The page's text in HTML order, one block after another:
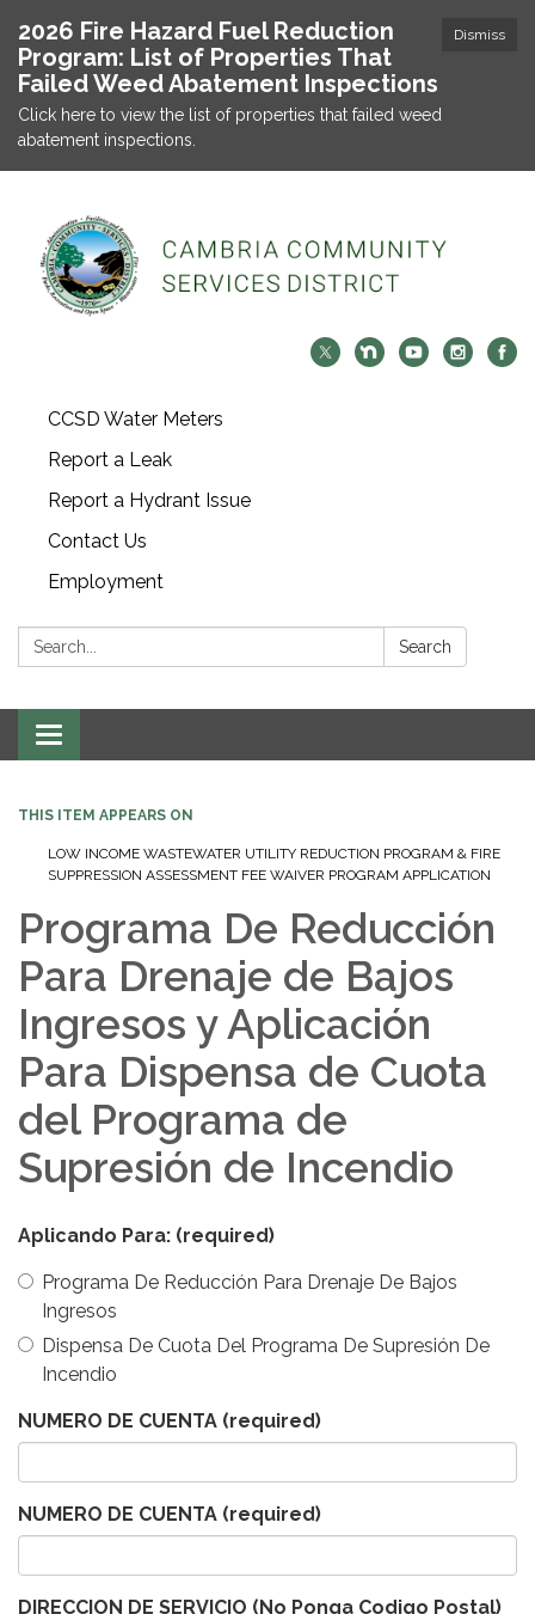
Dismiss
2026 Fire Hazard Fuel Reduction
Program: List of Properties That
Failed Weed Abatement Inspections
Click here to view the list of properties that failed weed
abatement inspections.
CCSD Water Meters
Report a Leak
Report a Hydrant Issue
Contact Us
Employment
Search: Search
Toggle navigation
THIS ITEM APPEARS ON
LOW INCOME WASTEWATER UTILITY REDUCTION PROGRAM & FIRE
SUPPRESSION ASSESSMENT FEE WAIVER PROGRAM APPLICATION
Programa De Reducción
Para Drenaje de Bajos
Ingresos y Aplicación
Para Dispensa de Cuota
del Programa de
Supresión de Incendio
Aplicando Para: (required)
Programa De Reducción Para Drenaje De Bajos
Ingresos
Dispensa De Cuota Del Programa De Supresión De
Incendio
NUMERO DE CUENTA (required)
NUMERO DE CUENTA (required)
DIRECCION DE SERVICIO (No Ponga Codigo Postal)